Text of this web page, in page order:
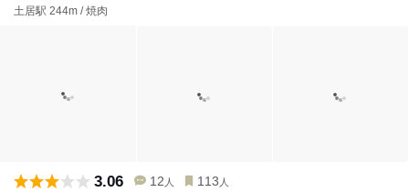
土居駅 244m / 焼肉
3.06 12 人 113 人